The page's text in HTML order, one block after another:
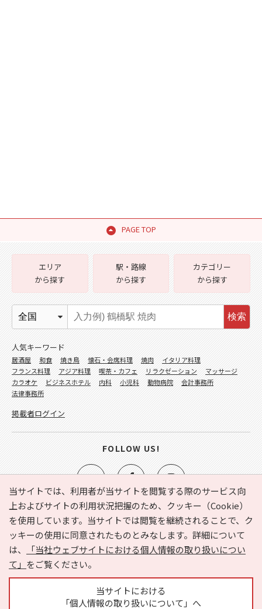
PAGE TOP
当サイトでは、利用者が当サイトを閲覧する際のサービス向
上およびサイトの利用状況把握のため、クッキー（Cookie）
を使用しています。当サイトでは閲覧を継続されることで、ク
ッキーの使用に同意されたものとみなします。詳細について
は、
「当社ウェブサイトにおける個人情報の取り扱いについ
て」 をご覧ください。
当サイトにおける
「個人情報の取り扱いについて」へ
e-NAVITA（イーナビタ）とは？ お気に入り
ヘルプ
利用規約
個人情報の取り扱いについて
運営会社
サイトマップ
広告掲載に関するお問い合わせ
エリア
から探す
駅・路線
から探す
カテゴリー
から探す
検索
人気キーワード
居酒屋 和食 焼き鳥 懐石・会席料理 焼肉
イタリア料理
フランス料理
アジア料理 喫茶・カフェ リラクゼーション
マッサージ
カラオケ
ビジネスホテル 内科 小児科 動物病院
会計事務所
法律事務所
掲載者ログイン
FOLLOW US!